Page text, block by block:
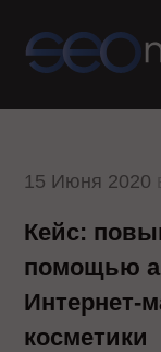
15 Июня 2020
Кейс:
помощью
Интернет-
косметики